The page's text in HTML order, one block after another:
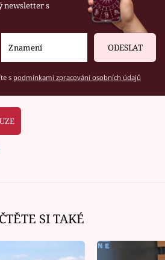
newsletter s
ODESLAT
s podmínkami zpracování osobních údajů
SI TAKÉ